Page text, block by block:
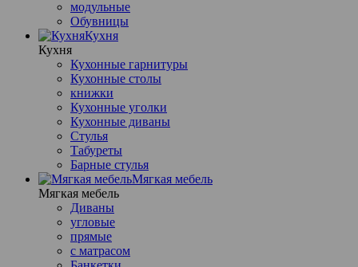
модульные
Обувницы
Кухня
Кухня
Кухонные гарнитуры
Кухонные столы
книжки
Кухонные уголки
Кухонные диваны
Стулья
Табуреты
Барные стулья
Мягкая мебель
Мягкая мебель
Диваны
угловые
прямые
с матрасом